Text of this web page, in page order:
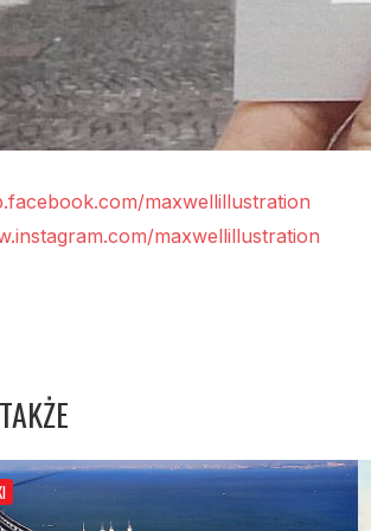
maxwellillustration
maxwellillustration